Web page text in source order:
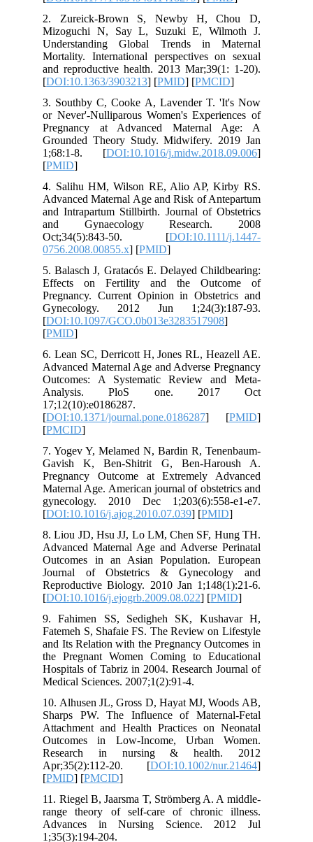
2. Zureick-Brown S, Newby H,
Mizoguchi N, Say L, Suzuki E,
Understanding Global Trends in
Mortality. International perspectives
and reproductive health. 2013
[DOI:10.1363/3903213
3. Southby C, Cooke A, Lavender T.
or Never'-Nulliparous Women's
Pregnancy at Advanced
Grounded Theory Study. Midwifery.
1;68:1-8. [DOI:10.1016/
4. Salihu HM, Wilson RE, Alio AP,
Advanced Maternal Age and Risk of
and Intrapartum Stillbirth. Journal of
and Gynaecology
Oct;34(5):843-50. [
0756.2008.00855.x
5. Balasch J, Gratacós E. Delayed
Effects on Fertility and the
Pregnancy. Current Opinion in
Gynecology. 2012 Jun
[DOI:10.1097/
6. Lean SC, Derricott H, Jones RL,
Advanced Maternal Age and Adverse
Outcomes: A Systematic Review
Analysis. PloS one.
17;12(10):e0186287.
[DOI:10.1371/journal.pone.0186287
7. Yogev Y, Melamed N, Bardin R,
Gavish K, Ben-Shitrit G, Ben-
Pregnancy Outcome at Extremely
Maternal Age. American journal of
gynecology. 2010 Dec
[DOI:10.1016/j.ajog.2010.07.039
8. Liou JD, Hsu JJ, Lo LM, Chen SF,
Advanced Maternal Age and Adverse
Outcomes in an Asian Population.
Journal of Obstetrics &
Reproductive Biology. 2010 Jan
[DOI:10.1016/j.ejogrb.2009.08.022
9. Fahimen SS, Sedigheh SK,
Fatemeh S, Shafaie FS. The Review
and Its Relation with the Pregnancy
the Pregnant Women Coming to
Hospitals of Tabriz in 2004. Research
Medical Sciences. 2007;1(2):91-4.
10. Alhusen JL, Gross D, Hayat MJ,
Sharps PW. The Influence of
Attachment and Health Practices on
Outcomes in Low‐Income, Urban
Research in nursing &
Apr;35(2):112-20. [DOI:10.1002/
11. Riegel B, Jaarsma T, Strömberg A.
range theory of self-care of
Advances in Nursing Science.